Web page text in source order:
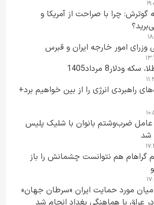
چرا با صراحت از آمریکا و
وزرای امور خارجه ایران و قبرس
مرداد1405
راهبردی انرژی را از بین خواهیم برد+
عامل ضرب‌وشتم بانوان با شلیک پلیس
شد
گراهام هم نتوانست چشمانش را باز
مورد حمایت ایران «سرطان جهان»
عراق با هماهنگی بغداد انجام شد